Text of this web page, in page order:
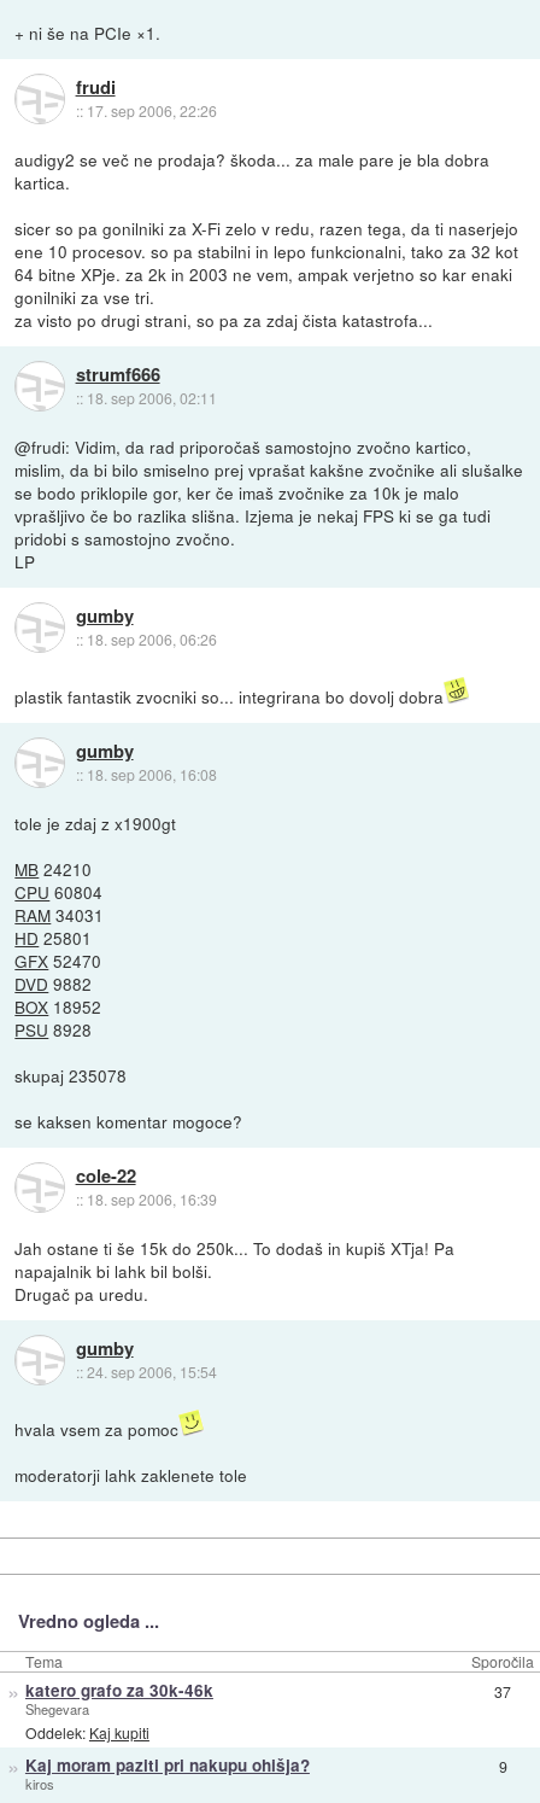
+ ni še na PCIe ×1.
frudi
:: 17. sep 2006, 22:26
audigy2 se več ne prodaja? škoda... za male pare je bla dobra
kartica.
sicer so pa gonilniki za X-Fi zelo v redu, razen tega, da ti naserjejo
ene 10 procesov. so pa stabilni in lepo funkcionalni, tako za 32 kot
64 bitne XPje. za 2k in 2003 ne vem, ampak verjetno so kar enaki
gonilniki za vse tri.
za visto po drugi strani, so pa za zdaj čista katastrofa...
strumf666
:: 18. sep 2006, 02:11
@frudi: Vidim, da rad priporočaš samostojno zvočno kartico,
mislim, da bi bilo smiselno prej vprašat kakšne zvočnike ali slušalke
se bodo priklopile gor, ker če imaš zvočnike za 10k je malo
vprašljivo če bo razlika slišna. Izjema je nekaj FPS ki se ga tudi
pridobi s samostojno zvočno.
LP
gumby
:: 18. sep 2006, 06:26
plastik fantastik zvocniki so... integrirana bo dovolj dobra
gumby
:: 18. sep 2006, 16:08
tole je zdaj z x1900gt
MB 24210
CPU 60804
RAM 34031
HD 25801
GFX 52470
DVD 9882
BOX 18952
PSU 8928
skupaj 235078
se kaksen komentar mogoce?
cole-22
:: 18. sep 2006, 16:39
Jah ostane ti še 15k do 250k... To dodaš in kupiš XTja! Pa
napajalnik bi lahk bil bolši.
Drugač pa uredu.
gumby
::24. sep 2006, 15:54
hvala vsem za pomoc
moderatorji lahk zaklenete tole
Vredno ogleda ...
Tema Sporočila
» katero grafo za 30k-46k
Shegevara
Oddelek: Kaj kupiti
37
» Kaj moram paziti pri nakupu ohišja?
kiros
9